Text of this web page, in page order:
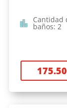
Cantidad
baños: 2